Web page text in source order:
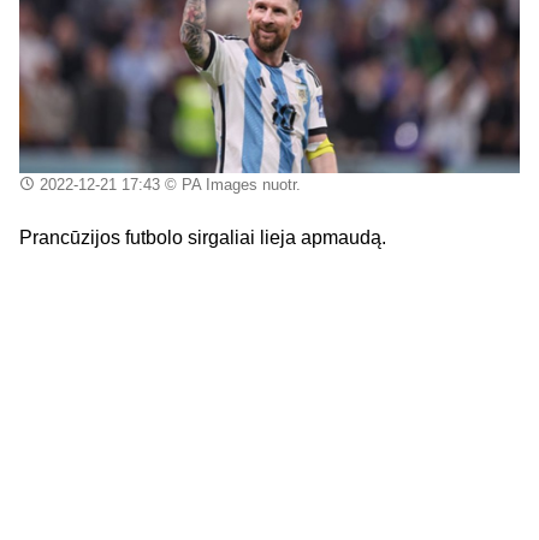
2022-12-21 17:43© PA Images nuotr.
Prancūzijos futbolo sirgaliai lieja apmaudą.